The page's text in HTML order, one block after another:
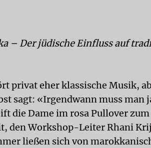
– Der jüdische Einfluss auf
privat eher klassische Musik,
sagt: «Irgendwann muss man
die Dame im rosa Pullover
den Workshop-Leiter Rhani
ließen sich von